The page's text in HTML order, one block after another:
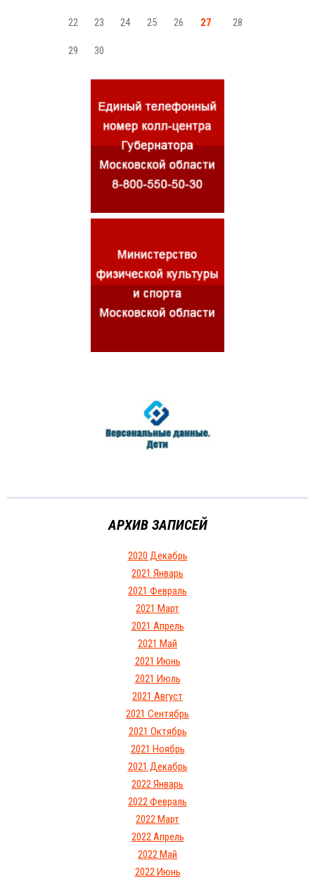
22 23 24 25 26 27 28
29 30
АРХИВ ЗАПИСЕЙ
2020 Декабрь
2021 Январь
2021 Февраль
2021 Март
2021 Апрель
2021 Май
2021 Июнь
2021 Июль
2021 Август
2021 Сентябрь
2021 Октябрь
2021 Ноябрь
2021 Декабрь
2022 Январь
2022 Февраль
2022 Март
2022 Апрель
2022 Май
2022 Июнь